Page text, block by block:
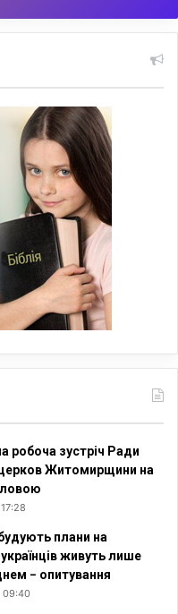
робоча зустріч Ради
Житомирщини на
плани на
живуть лише
− опитування
09:40